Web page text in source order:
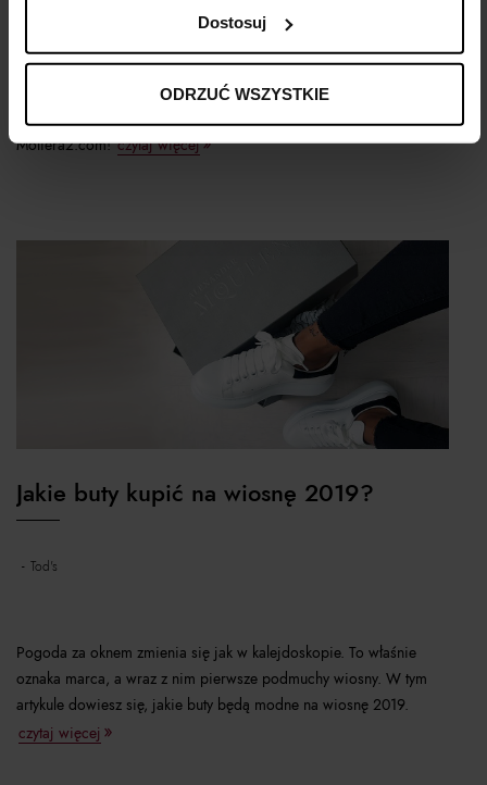
Dostosuj
ODRZUĆ WSZYSTKIE
To już finał naszej wyjątkowej letniej wyprzedaży - czekają
na Ciebie promocje nawet do -70%. Co więcej, do końca
bieżącego tygodnia (03-09.08) możesz skorzystać z ekstra rabatu:
dodatkowych -20% do wszystkich przecenionych produktów!
Sprawdź, co warto kupić dla niej i dla niego na finale wyprzedaży
Moliera2.com! czytaj więcej
Jakie buty kupić na wiosnę 2019?
tod's
Pogoda za oknem zmienia się jak w kalejdoskopie. To właśnie
oznaka marca, a wraz z nim pierwsze podmuchy wiosny. W tym
artykule dowiesz się, jakie buty będą modne na wiosnę 2019.
czytaj więcej